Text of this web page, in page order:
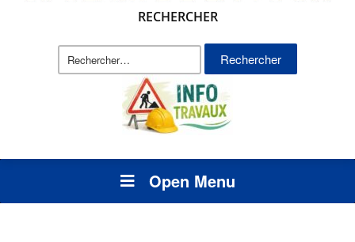
RECHERCHER
Rechercher :
Open Menu